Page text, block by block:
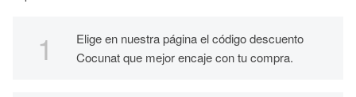
Elige en nuestra página el código descuento
Cocunat que mejor encaje con tu compra.